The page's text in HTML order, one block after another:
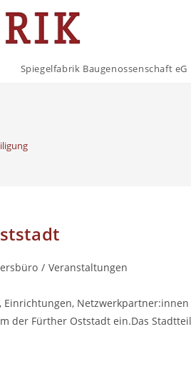
Spiegelfabrik Baugenossenschaft eG
/ Veranstaltungen
der Fürther Oststadt ein.Das